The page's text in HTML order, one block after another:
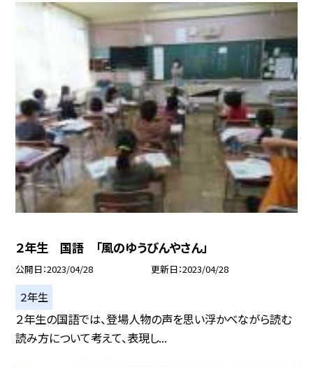
２年生 国語 「風のゆうびんやさん」
公開日 2023/04/28 更新日 2023/04/28
２年生
２年生の国語では、登場人物の声を思い浮かべながら読む
読み方について考えて、表現し...